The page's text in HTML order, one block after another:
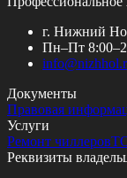
г. Нижний
Пн–Пт
info@
Документы
Правовая
Услуги
Ремонт чиллеров
Реквизиты